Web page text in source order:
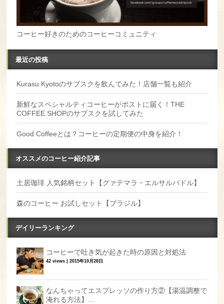
コーヒー好きのためのコーヒーコミュニティ
最近の投稿
Kurasu Kyotoのサブスクを飲んでみた！店舗一覧も紹介
新鮮なスペシャルティコーヒーがポストに届く！THE
COFFEE SHOPのサブスクを試してみた
Good Coffeeとは？コーヒーの定期便の中身を紹介！
オススメのコーヒー紹介記事
土居珈琲 人気銘柄セット【グァテマラ・エルサルバドル】
森のコーヒー お試しセット【ブラジル】
デイリーランキング
コーヒーで吐き気が起きた時の原因と対処法
42 views |2015年10月28日
なんちゃってエスプレッソの作り方②【湯温調整で
淹れる方法】...